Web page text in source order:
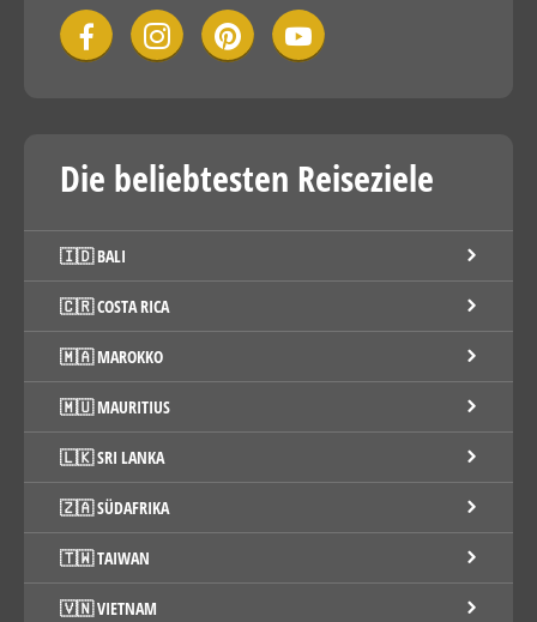
Die beliebtesten Reiseziele
🇮🇩 BALI
🇨🇷 COSTA RICA
🇲🇦 MAROKKO
🇲🇺 MAURITIUS
🇱🇰 SRI LANKA
🇿🇦 SÜDAFRIKA
🇹🇼 TAIWAN
🇻🇳 VIETNAM